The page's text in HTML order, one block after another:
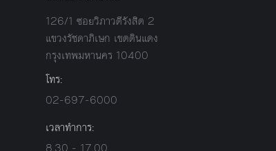
126/1 ซอยวิภาวดีรังสิต 2
แขวงรัชดาภิเษก เขตดินแดง
กรุงเทพมหานคร 10400
โทร:
02-697-6000
เวลาทำการ: